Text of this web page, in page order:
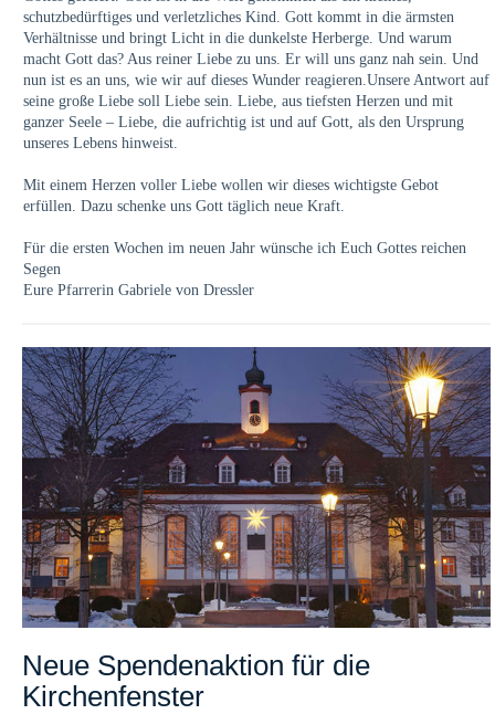
schutzbedürftiges und verletzliches Kind. Gott kommt in die ärmsten
Verhältnisse und bringt Licht in die dunkelste Herberge. Und warum
macht Gott das? Aus reiner Liebe zu uns. Er will uns ganz nah sein. Und
nun ist es an uns, wie wir auf dieses Wunder reagieren.Unsere Antwort auf
seine große Liebe soll Liebe sein. Liebe, aus tiefsten Herzen und mit
ganzer Seele – Liebe, die aufrichtig ist und auf Gott, als den Ursprung
unseres Lebens hinweist.
Mit einem Herzen voller Liebe wollen wir dieses wichtigste Gebot
erfüllen. Dazu schenke uns Gott täglich neue Kraft.
Für die ersten Wochen im neuen Jahr wünsche ich Euch Gottes reichen
Segen
Eure Pfarrerin Gabriele von Dressler
Neue Spendenaktion für die
Kirchenfenster